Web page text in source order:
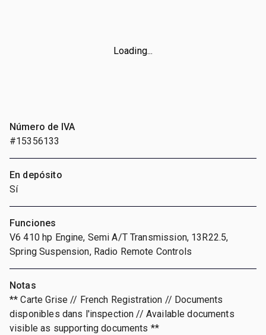
Loading...
Número de IVA
#15356133
En depósito
Sí
Funciones
V6 410 hp Engine, Semi A/T Transmission, 13R22.5,
Spring Suspension, Radio Remote Controls
Notas
** Carte Grise // French Registration // Documents
disponibles dans l'inspection // Available documents
visible as supporting documents **